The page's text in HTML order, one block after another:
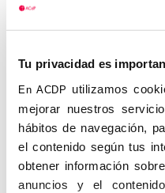
Tu privacidad es
En ACDP utilizamos
mejorar nuestros
hábitos de navegación,
el contenido según tus
obtener información
anuncios y el
Autor